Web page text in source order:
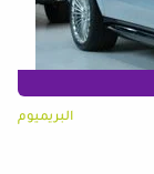
البريميوم